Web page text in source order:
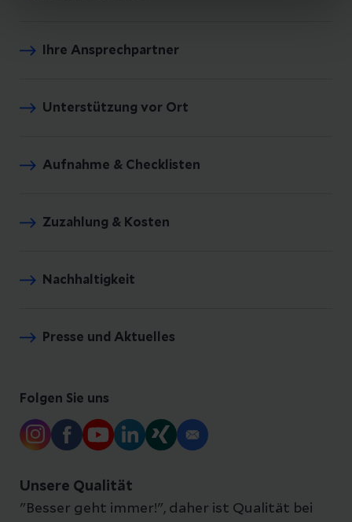
Ihre Ansprechpartner
Unterstützung vor Ort
Aufnahme & Checklisten
Zuzahlung & Kosten
Nachhaltigkeit
Presse und Aktuelles
Folgen Sie uns
Unsere Qualität
"Besser geht immer!", daher ist Qualität bei